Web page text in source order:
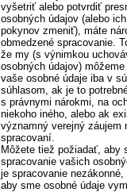
vyšetriť alebo potvrdiť
osobných údajov (alebo
pokynov zmeniť), máte
obmedzené spracovanie.
že my (s výnimkou
osobných údajov)
vaše osobné údaje iba v
súhlasom, ak je to
s právnymi nárokmi, na
niekoho iného, alebo ak
významný verejný záujem
spracovaní.
Môžete tiež požiadať, aby
spracovanie vašich
je spracovanie nezákonné,
aby sme osobné údaje